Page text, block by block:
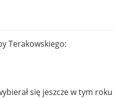
Terakowskiego:
się jeszcze w tym roku